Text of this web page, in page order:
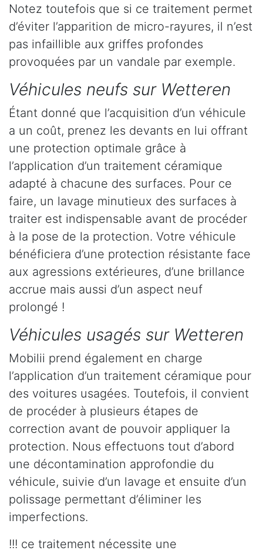
Notez toutefois que si ce traitement permet
d’éviter l’apparition de micro-rayures, il n’est
pas infaillible aux griffes profondes
provoquées par un vandale par exemple.
Véhicules neufs sur Wetteren
Étant donné que l’acquisition d’un véhicule
a un coût, prenez les devants en lui offrant
une protection optimale grâce à
l’application d’un traitement céramique
adapté à chacune des surfaces. Pour ce
faire, un lavage minutieux des surfaces à
traiter est indispensable avant de procéder
à la pose de la protection. Votre véhicule
bénéficiera d’une protection résistante face
aux agressions extérieures, d’une brillance
accrue mais aussi d’un aspect neuf
prolongé !
Véhicules usagés sur Wetteren
Mobilii prend également en charge
l’application d’un traitement céramique pour
des voitures usagées. Toutefois, il convient
de procéder à plusieurs étapes de
correction avant de pouvoir appliquer la
protection. Nous effectuons tout d’abord
une décontamination approfondie du
véhicule, suivie d’un lavage et ensuite d’un
polissage permettant d’éliminer les
imperfections.
!!! ce traitement nécessite une